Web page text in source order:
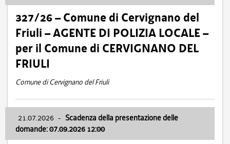
327/26 – Comune di Cervignano del
Friuli – AGENTE DI POLIZIA LOCALE –
per il Comune di CERVIGNANO DEL
FRIULI
Comune di Cervignano del Friuli
21.07.2026 - Scadenza della presentazione delle
domande: 07.09.2026 12:00